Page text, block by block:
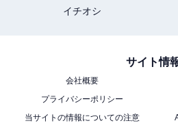
CH520:Bluetooth対応/軽量設計
ソニー「WI-C100」
イチオシ
サイト情
会社概要
プライバシーポリシー
当サイトの情報についての注意